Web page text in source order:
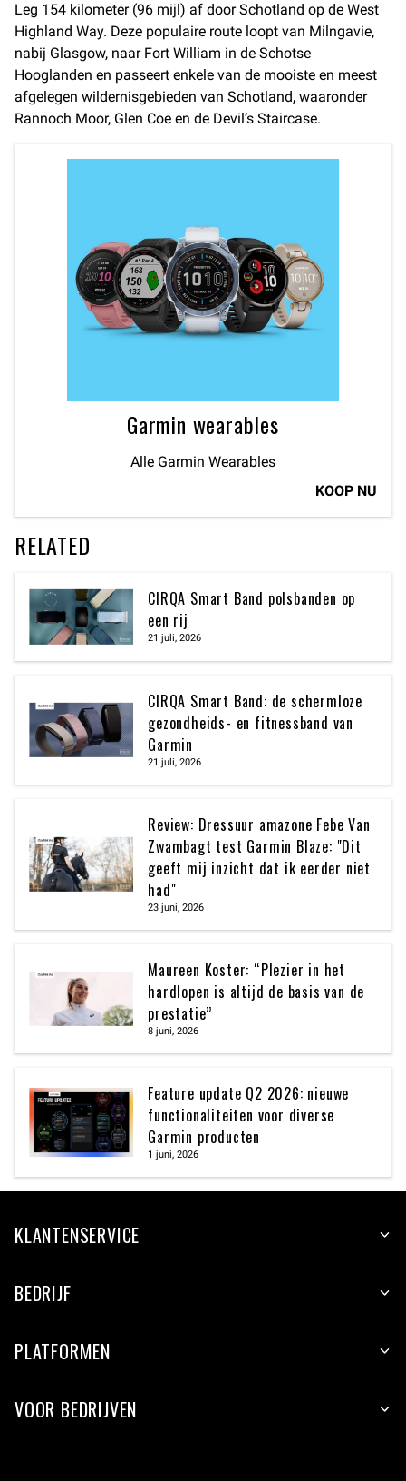
Leg 154 kilometer (96 mijl) af door Schotland op de West
Highland Way. Deze populaire route loopt van Milngavie,
nabij Glasgow, naar Fort William in de Schotse
Hooglanden en passeert enkele van de mooiste en meest
afgelegen wildernisgebieden van Schotland, waaronder
Rannoch Moor, Glen Coe en de Devil’s Staircase.
Garmin wearables
Alle Garmin Wearables
KOOP NU
RELATED
CIRQA Smart Band polsbanden op
een rij
21 juli, 2026
CIRQA Smart Band: de schermloze
gezondheids- en fitnessband van
Garmin
21 juli, 2026
Review: Dressuur amazone Febe Van
Zwambagt test Garmin Blaze: "Dit
geeft mij inzicht dat ik eerder niet
had"
23 juni, 2026
Maureen Koster: “Plezier in het
hardlopen is altijd de basis van de
prestatie”
8 juni, 2026
Feature update Q2 2026: nieuwe
functionaliteiten voor diverse
Garmin producten
1 juni, 2026
KLANTENSERVICE
BEDRIJF
PLATFORMEN
VOOR BEDRIJVEN